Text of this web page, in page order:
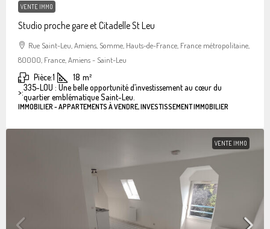
VENTE IMMO
Studio proche gare et Citadelle St Leu
Rue Saint-Leu, Amiens, Somme, Hauts-de-France, France métropolitaine,
80000, France, Amiens - Saint-Leu
Pièce:1 18 m²
>:335-LOU : Une belle opportunité d’investissement au cœur du
quartier emblématique Saint-Leu.
IMMOBILIER - APPARTEMENTS À VENDRE, INVESTISSEMENT IMMOBILIER
VENTE IMMO